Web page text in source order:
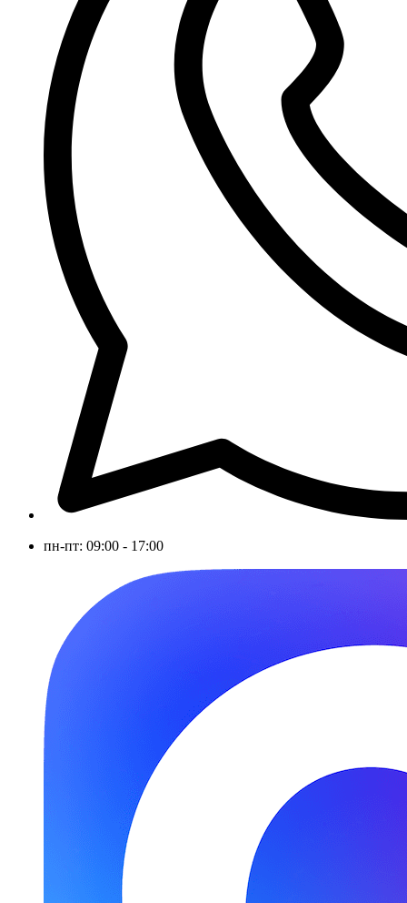
пн-пт: 09:00 - 17:00